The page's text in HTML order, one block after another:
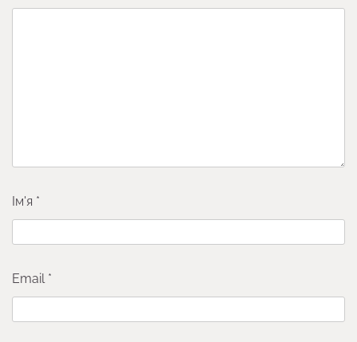
Ім'я *
Email *